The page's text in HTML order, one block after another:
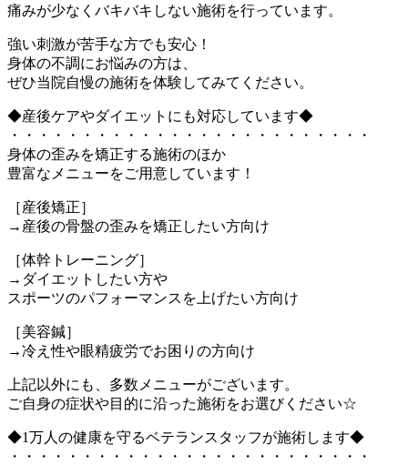
痛みが少なくバキバキしない施術を行っています。
強い刺激が苦手な方でも安心！
身体の不調にお悩みの方は、
ぜひ当院自慢の施術を体験してみてください。
◆産後ケアやダイエットにも対応しています◆
・・・・・・・・・・・・・・・・・・・・・・・・・
身体の歪みを矯正する施術のほか
豊富なメニューをご用意しています！
［産後矯正］
→産後の骨盤の歪みを矯正したい方向け
［体幹トレーニング］
→ダイエットしたい方や
スポーツのパフォーマンスを上げたい方向け
［美容鍼］
→冷え性や眼精疲労でお困りの方向け
上記以外にも、多数メニューがございます。
ご自身の症状や目的に沿った施術をお選びください☆
◆1万人の健康を守るベテランスタッフが施術します◆
・・・・・・・・・・・・・・・・・・・・・・・・・